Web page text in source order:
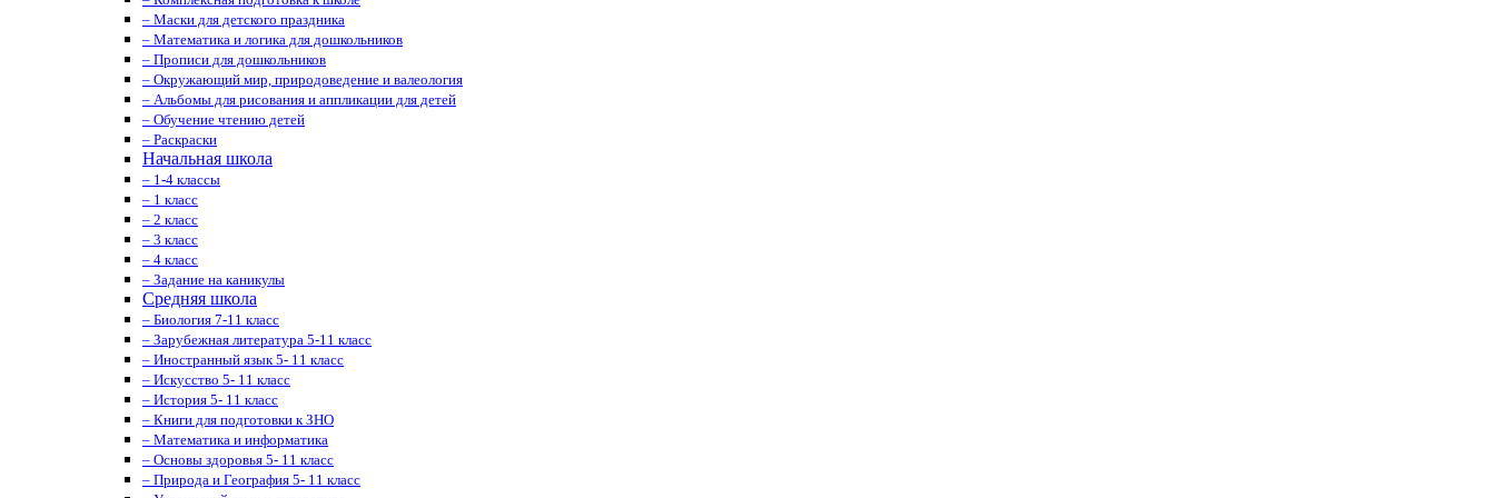
– Маски для детского праздника
– Математика и логика для дошкольников
– Прописи для дошкольников
– Окружающий мир, природоведение и валеология
– Альбомы для рисования и аппликации для детей
– Обучение чтению детей
– Раскраски
Начальная школа
– 1-4 классы
– 1 класс
– 2 класс
– 3 класс
– 4 класс
– Задание на каникулы
Средняя школа
– Биология 7-11 класс
– Зарубежная литература 5-11 класс
– Иностранный язык 5- 11 класс
– Искусство 5- 11 класс
– История 5- 11 класс
– Книги для подготовки к ЗНО
– Математика и информатика
– Основы здоровья 5- 11 класс
– Природа и География 5- 11 класс